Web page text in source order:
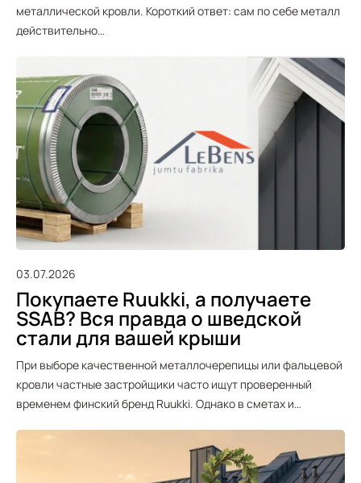
металлической кровли. Короткий ответ: сам по себе металл
действительно…
03.07.2026
Покупаете Ruukki, а получаете
SSAB? Вся правда о шведской
стали для вашей крыши
При выборе качественной металлочерепицы или фальцевой
кровли частные застройщики часто ищут проверенный
временем финский бренд Ruukki. Однако в сметах и…